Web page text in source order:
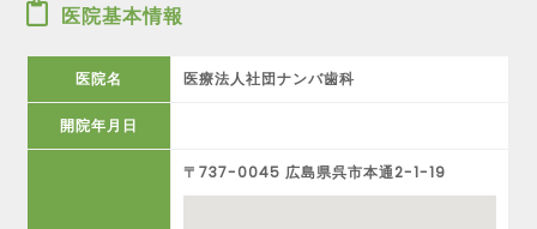
医院基本情報
医院名 医療法人社団ナンバ歯科
開院年月日
〒737-0045 広島県呉市本通2-1-19